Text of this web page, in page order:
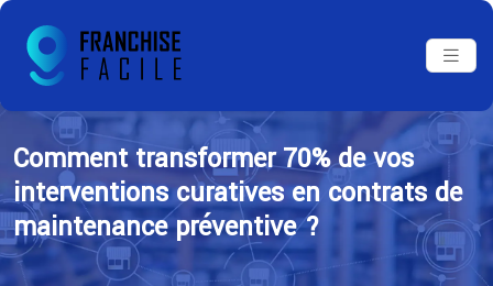
Comment transformer 70% de vos
interventions curatives en contrats de
maintenance préventive ?